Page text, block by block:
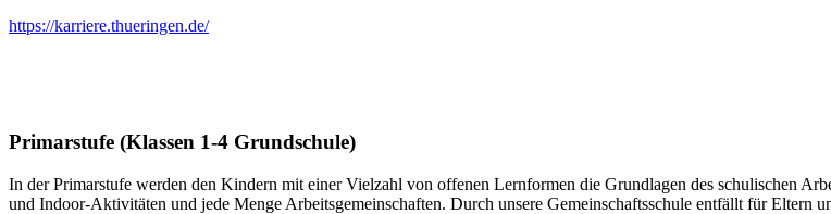
https://karriere.thueringen.de/
Primarstufe (Klassen 1-4 Grundschule)
In der Primarstufe werden den Kindern mit einer Vielzahl von offenen Lernformen die Grundlagen des schulischen
und Indoor-Aktivitäten und jede Menge Arbeitsgemeinschaften. Durch unsere Gemeinschaftsschule entfällt für Eltern